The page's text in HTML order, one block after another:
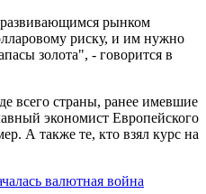
рынком
риску, и им нужно
золота", - говорится в
всего страны, ранее имевшие
экономист Европейского
А также те, кто взял курс на
валютная война